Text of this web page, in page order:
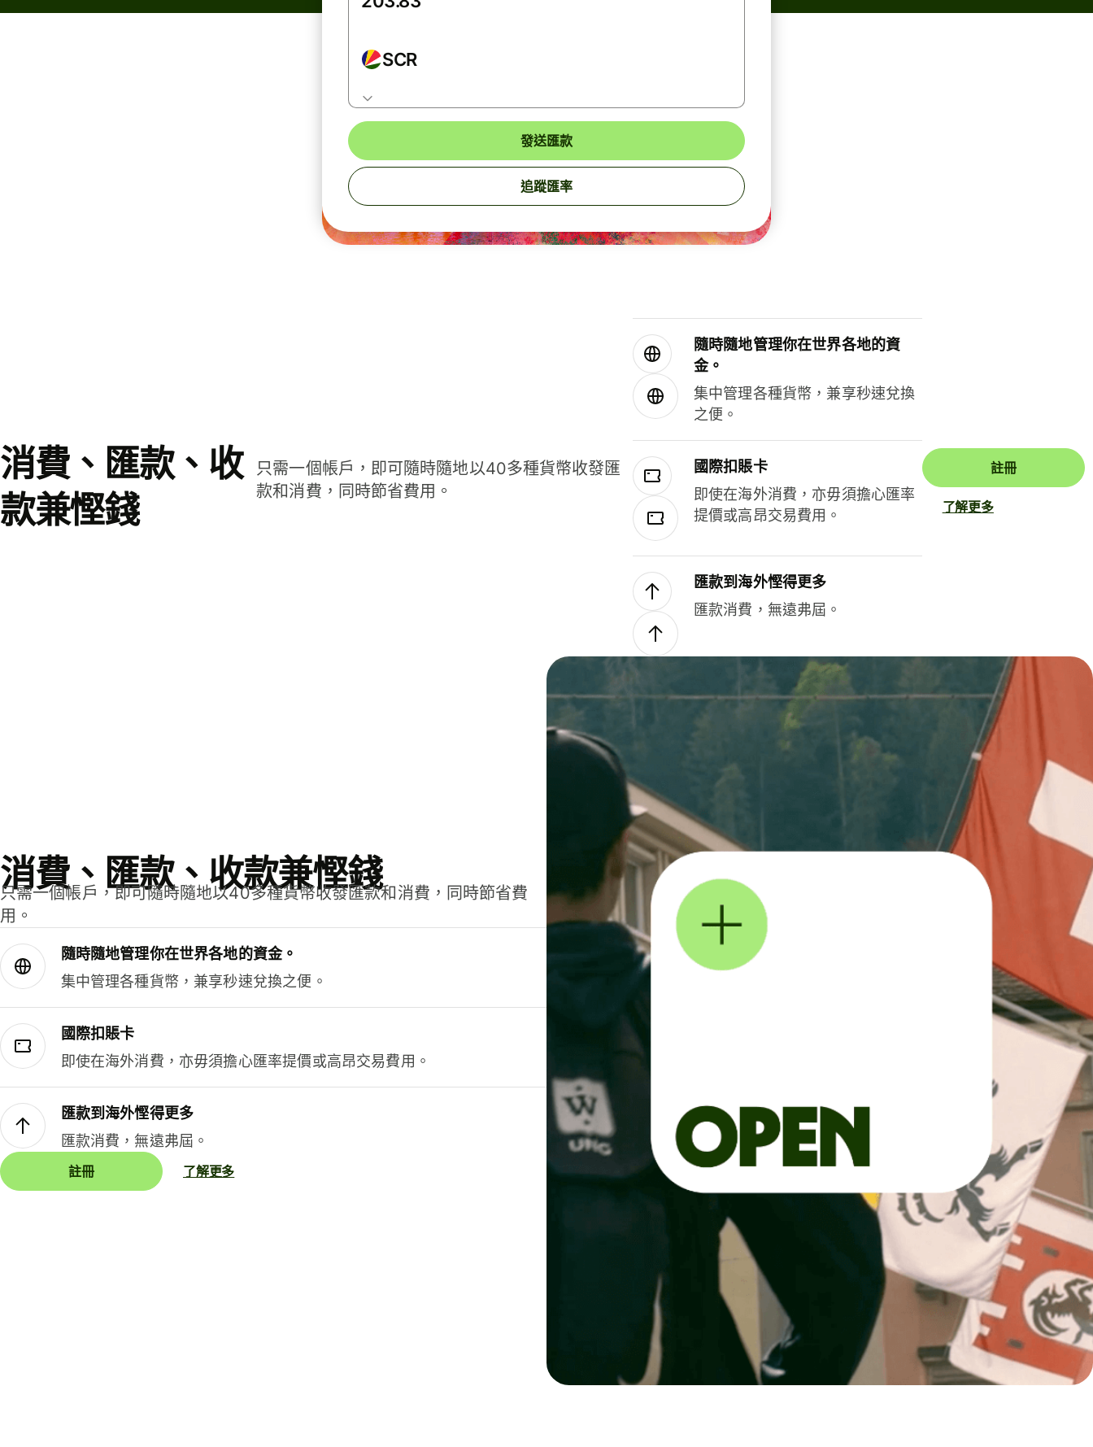
SCR
發送匯款
追蹤匯率
消費、匯款、收
款兼慳錢
只需一個帳戶，即可隨時隨地以40多種貨幣收發匯
款和消費，同時節省費用。
隨時隨地管理你在世界各地的資
金。
集中管理各種貨幣，兼享秒速兌換
之便。
國際扣賬卡
即使在海外消費，亦毋須擔心匯率
提價或高昂交易費用。
匯款到海外慳得更多
匯款消費，無遠弗屆。
註冊
了解更多
消費、匯款、收款兼慳錢
只需一個帳戶，即可隨時隨地以40多種貨幣收發匯款和消費，同時節省費
用。
隨時隨地管理你在世界各地的資金。
集中管理各種貨幣，兼享秒速兌換之便。
國際扣賬卡
即使在海外消費，亦毋須擔心匯率提價或高昂交易費用。
匯款到海外慳得更多
匯款消費，無遠弗屆。
註冊 了解更多